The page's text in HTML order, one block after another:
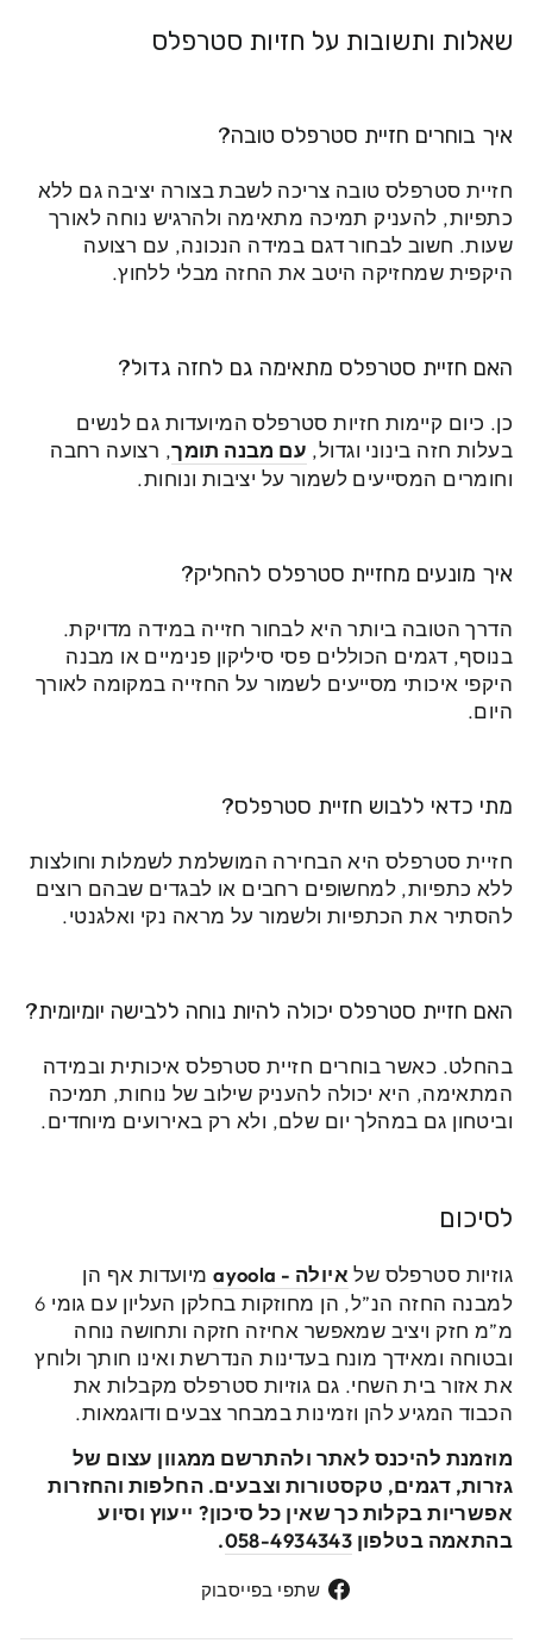
שאלות ותשובות על חזיות סטרפלס
איך בוחרים חזיית סטרפלס טובה?
חזיית סטרפלס טובה צריכה לשבת בצורה יציבה גם ללא
כתפיות, להעניק תמיכה מתאימה ולהרגיש נוחה לאורך
שעות. חשוב לבחור דגם במידה הנכונה, עם רצועה
היקפית שמחזיקה היטב את החזה מבלי ללחוץ.
האם חזיית סטרפלס מתאימה גם לחזה גדול?
כן. כיום קיימות חזיות סטרפלס המיועדות גם לנשים
בעלות חזה בינוני וגדול, עם מבנה תומך, רצועה רחבה
וחומרים המסייעים לשמור על יציבות ונוחות.
איך מונעים מחזיית סטרפלס להחליק?
הדרך הטובה ביותר היא לבחור חזייה במידה מדויקת.
בנוסף, דגמים הכוללים פסי סיליקון פנימיים או מבנה
היקפי איכותי מסייעים לשמור על החזייה במקומה לאורך
היום.
מתי כדאי ללבוש חזיית סטרפלס?
חזיית סטרפלס היא הבחירה המושלמת לשמלות וחולצות
ללא כתפיות, למחשופים רחבים או לבגדים שבהם רוצים
להסתיר את הכתפיות ולשמור על מראה נקי ואלגנטי.
האם חזיית סטרפלס יכולה להיות נוחה ללבישה יומיומית?
בהחלט. כאשר בוחרים חזיית סטרפלס איכותית ובמידה
המתאימה, היא יכולה להעניק שילוב של נוחות, תמיכה
וביטחון גם במהלך יום שלם, ולא רק באירועים מיוחדים.
לסיכום
גוזיות סטרפלס של איולה - ayoola
מיועדות אף הן
למבנה החזה הנ”ל, הן מחוזקות בחלקן העליון עם גומי 6
מ”מ חזק ויציב שמאפשר אחיזה חזקה ותחושה נוחה
ובטוחה ומאידך מונח בעדינות הנדרשת ואינו חותך ולוחץ
את אזור בית השחי. גם גוזיות סטרפלס מקבלות את
הכבוד המגיע להן וזמינות במבחר צבעים ודוגמאות.
מוזמנת להיכנס לאתר ולהתרשם ממגוון עצום של
גזרות, דגמים, טקסטורות וצבעים. החלפות והחזרות
אפשריות בקלות כך שאין כל סיכון? ייעוץ וסיוע
בהתאמה בטלפון 058-4934343
.
שתפי בפייסבוק